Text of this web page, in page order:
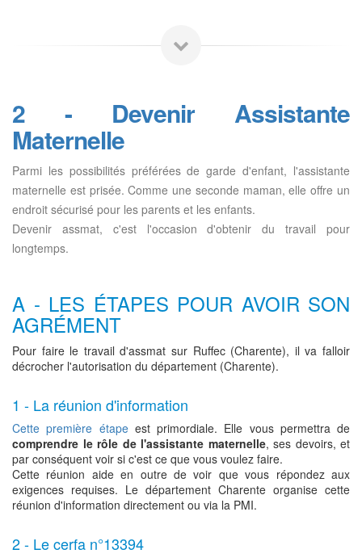
2 - Devenir Assistante
Maternelle
Parmi les possibilités préférées de garde d'enfant, l'assistante
maternelle est prisée. Comme une seconde maman, elle offre un
endroit sécurisé pour les parents et les enfants.
Devenir assmat, c'est l'occasion d'obtenir du travail pour
longtemps.
A - LES ÉTAPES POUR AVOIR SON
AGRÉMENT
Pour faire le travail d'assmat sur Ruffec (Charente), il va falloir
décrocher l'autorisation du département (Charente).
1 - La réunion d'information
Cette première étapeest primordiale. Elle vous permettra de
comprendre le rôle de l'assistante maternelle, ses devoirs, et
par conséquent voir si c'est ce que vous voulez faire.
Cette réunion aide en outre de voir que vous répondez aux
exigences requises. Le département Charente organise cette
réunion d'information directement ou via la PMI.
2 - Le cerfa n°13394